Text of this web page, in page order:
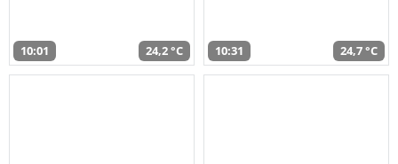
10:01 24,2 °C 10:31 24,7 °C